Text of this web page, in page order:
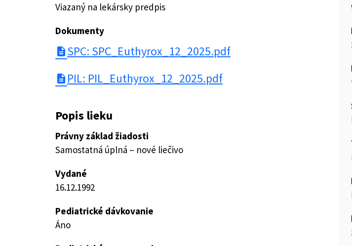
Viazaný na lekársky predpis
Dokumenty
description SPC: SPC_Euthyrox_12_2025.pdf
description PIL: PIL_Euthyrox_12_2025.pdf
Popis lieku
Právny základ žiadosti
Samostatná úplná – nové liečivo
Vydané
16.12.1992
Pediatrické dávkovanie
Áno